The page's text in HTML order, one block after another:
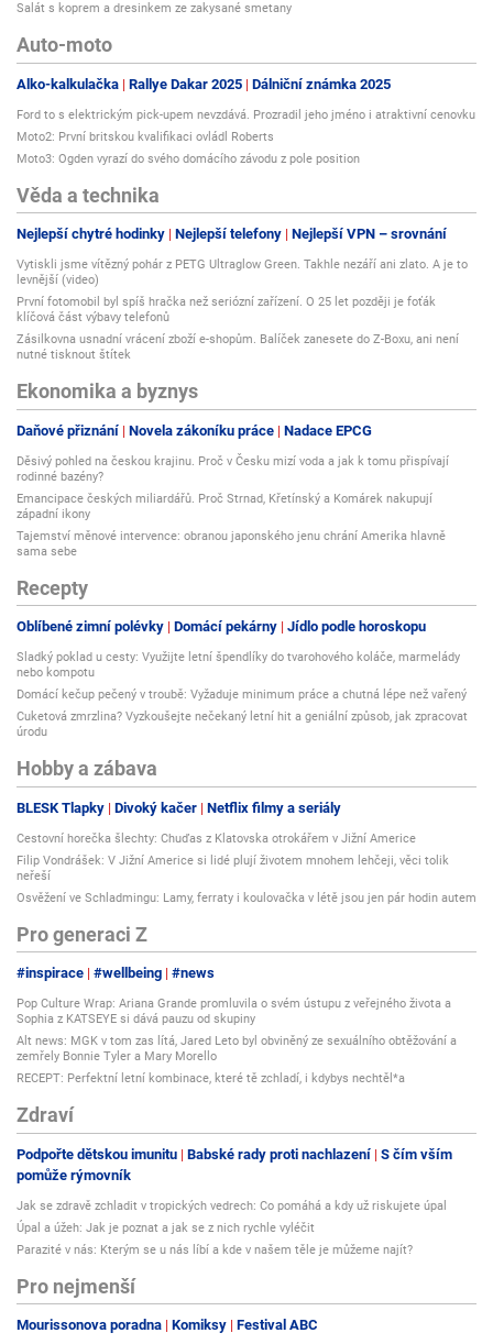
Salát s koprem a dresinkem ze zakysané smetany
Auto-moto
Alko-kalkulačka Rallye Dakar 2025 Dálniční známka 2025
Ford to s elektrickým pick-upem nevzdává. Prozradil jeho jméno i atraktivní cenovku
Moto2: První britskou kvalifikaci ovládl Roberts
Moto3: Ogden vyrazí do svého domácího závodu z pole position
Věda a technika
Nejlepší chytré hodinky Nejlepší telefony Nejlepší VPN – srovnání
Vytiskli jsme vítězný pohár z PETG Ultraglow Green. Takhle nezáří ani zlato. A je to
levnější (video)
První fotomobil byl spíš hračka než seriózní zařízení. O 25 let později je foťák
klíčová část výbavy telefonů
Zásilkovna usnadní vrácení zboží e-shopům. Balíček zanesete do Z-Boxu, ani není
nutné tisknout štítek
Ekonomika a byznys
Daňové přiznání Novela zákoníku práce Nadace EPCG
Děsivý pohled na českou krajinu. Proč v Česku mizí voda a jak k tomu přispívají
rodinné bazény?
Emancipace českých miliardářů. Proč Strnad, Křetínský a Komárek nakupují
západní ikony
Tajemství měnové intervence: obranou japonského jenu chrání Amerika hlavně
sama sebe
Recepty
Oblíbené zimní polévky Domácí pekárny Jídlo podle horoskopu
Sladký poklad u cesty: Využijte letní špendlíky do tvarohového koláče, marmelády
nebo kompotu
Domácí kečup pečený v troubě: Vyžaduje minimum práce a chutná lépe než vařený
Cuketová zmrzlina? Vyzkoušejte nečekaný letní hit a geniální způsob, jak zpracovat
úrodu
Hobby a zábava
BLESK Tlapky Divoký kačer Netflix filmy a seriály
Cestovní horečka šlechty: Chuďas z Klatovska otrokářem v Jižní Americe
Filip Vondrášek: V Jižní Americe si lidé plují životem mnohem lehčeji, věci tolik
neřeší
Osvěžení ve Schladmingu: Lamy, ferraty i koulovačka v létě jsou jen pár hodin autem
Pro generaci Z
#inspirace #wellbeing #news
Pop Culture Wrap: Ariana Grande promluvila o svém ústupu z veřejného života a
Sophia z KATSEYE si dává pauzu od skupiny
Alt news: MGK v tom zas lítá, Jared Leto byl obviněný ze sexuálního obtěžování a
zemřely Bonnie Tyler a Mary Morello
RECEPT: Perfektní letní kombinace, které tě zchladí, i kdybys nechtěl*a
Zdraví
Podpořte dětskou imunitu Babské rady proti nachlazení S čím vším
pomůže rýmovník
Jak se zdravě zchladit v tropických vedrech: Co pomáhá a kdy už riskujete úpal
Úpal a úžeh: Jak je poznat a jak se z nich rychle vyléčit
Parazité v nás: Kterým se u nás líbí a kde v našem těle je můžeme najít?
Pro nejmenší
Mourissonova poradna Komiksy Festival ABC